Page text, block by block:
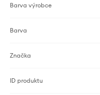
Barva výrobce
Barva
Značka
ID produktu